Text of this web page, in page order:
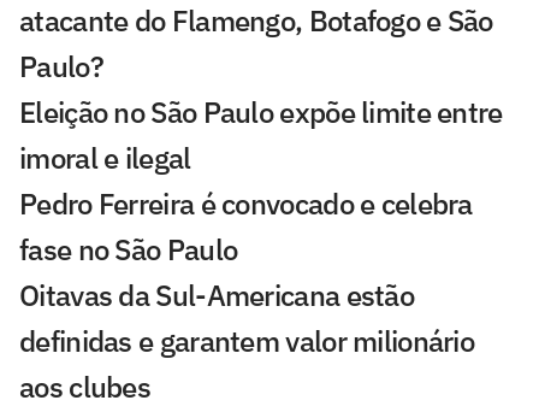
atacante do Flamengo, Botafogo e São
Paulo?
Eleição no São Paulo expõe limite entre
imoral e ilegal
Pedro Ferreira é convocado e celebra
fase no São Paulo
Oitavas da Sul-Americana estão
definidas e garantem valor milionário
aos clubes